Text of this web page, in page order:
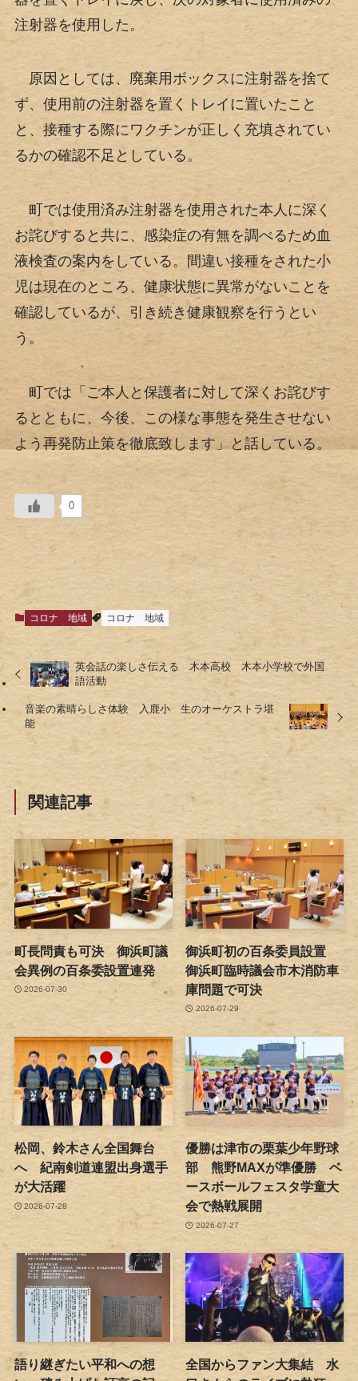
注射器を使用した。
原因としては、廃棄用ボックスに注射器を捨て
ず、使用前の注射器を置くトレイに置いたこと
と、接種する際にワクチンが正しく充填されてい
るかの確認不足としている。
町では使用済み注射器を使用された本人に深く
お詫びすると共に、感染症の有無を調べるため血
液検査の案内をしている。間違い接種をされた小
児は現在のところ、健康状態に異常がないことを
確認しているが、引き続き健康観察を行うとい
う。
町では「ご本人と保護者に対して深くお詫びす
るとともに、今後、この様な事態を発生させない
よう再発防止策を徹底致します」と話している。
0
コロナ 地域 コロナ 地域
英会話の楽しさ伝える 木本高校 木本小学校で外国
語活動
音楽の素晴らしさ体験 入鹿小 生のオーケストラ堪
能
関連記事
町長問責も可決 御浜町議
会異例の百条委設置連発
2026-07-30
御浜町初の百条委員設置
御浜町臨時議会市木消防車
庫問題で可決
2026-07-29
松岡、鈴木さん全国舞台
へ 紀南剣道連盟出身選手
が大活躍
2026-07-28
優勝は津市の栗葉少年野球
部 熊野MAXが準優勝 ベ
ースボールフェスタ学童大
会で熱戦展開
2026-07-27
語り継ぎたい平和への想
全国からファン大集結 水